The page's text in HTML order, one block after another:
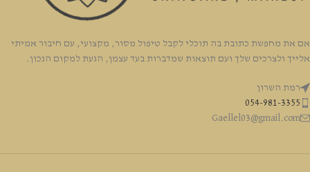
אם את מחפשת כתובת בה תוכלי לקבל טיפול מסור, מקצועי, עם חיבור אמיתי
אלייך ולצרכים שלך ועם תוצאות שמדברות בעד עצמן, הגעת למקום הנכון.
רמת השרון
054-981-3355
Gaellel03@gmail.com